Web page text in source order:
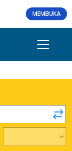
MEMBUKA